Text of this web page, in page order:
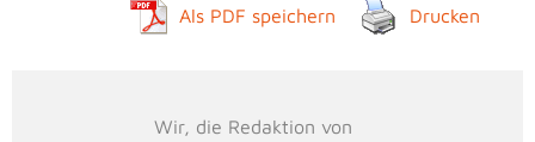
Als PDF speichern Drucken
Wir, die Redaktion von